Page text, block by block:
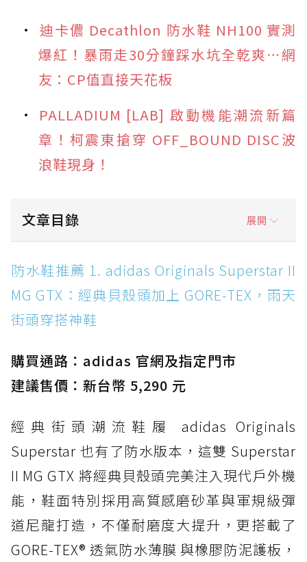
迪卡儂 Decathlon 防水鞋 NH100 實測
爆紅！暴雨走30分鐘踩水坑全乾爽⋯網
友：CP值直接天花板
PALLADIUM [LAB] 啟動機能潮流新篇
章！柯震東搶穿 OFF_BOUND DISC波
浪鞋現身！
文章目錄 展開
防水鞋推薦 1. adidas Originals Superstar II
MG GTX：經典貝殼頭加上 GORE-TEX，雨天街
頭穿搭神鞋
防水鞋推薦 2. New Balance Hierro v9 GORE-
防水鞋推薦 3. Nike Dunk Low GORE-TEX：
經典 Dunk 輪廓加上防水科技，雨天穿搭帥度不
打折
防水鞋推薦 4. ASICS TRABUCO 14 GTX：搭
載 GORE-TEX 隱形貼合科技，全方位防水神鞋
防水鞋推薦 5. Salomon XT-6 GORE-TEX：潮
人必備山系鞋王！防滑、防水與街頭顏值一次攻
頂
防水鞋推薦 6. HOKA Stinson Evo GTX：越野
復刻厚底，GORE-TEX 防水與增高神器一次滿
防水鞋推薦 1. adidas Originals Superstar II
MG GTX：經典貝殼頭加上 GORE-TEX，雨天
街頭穿搭神鞋
購買通路：adidas 官網及指定門市
建議售價：新台幣 5,290 元
經典街頭潮流鞋履 adidas Originals
Superstar 也有了防水版本，這雙 Superstar
II MG GTX 將經典貝殼頭完美注入現代戶外機
能，鞋面特別採用高質感磨砂革與軍規級彈
道尼龍打造，不僅耐磨度大提升，更搭載了
GORE-TEX® 透氣防水薄膜 與橡膠防泥護板，